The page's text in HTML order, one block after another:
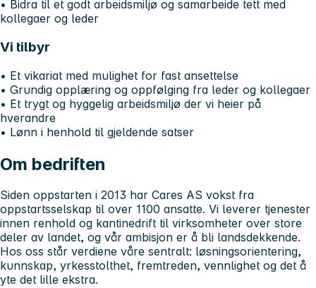
• Bidra til et godt arbeidsmiljø og samarbeide tett med
kollegaer og leder
Vi tilbyr
• Et vikariat med mulighet for fast ansettelse
• Grundig opplæring og oppfølging fra leder og kollegaer
• Et trygt og hyggelig arbeidsmiljø der vi heier på
hverandre
• Lønn i henhold til gjeldende satser
Om bedriften
Siden oppstarten i 2013 har Cares AS vokst fra
oppstartsselskap til over 1100 ansatte. Vi leverer tjenester
innen renhold og kantinedrift til virksomheter over store
deler av landet, og vår ambisjon er å bli landsdekkende.
Hos oss står verdiene våre sentralt: løsningsorientering,
kunnskap, yrkesstolthet, fremtreden, vennlighet og det å
yte det lille ekstra.